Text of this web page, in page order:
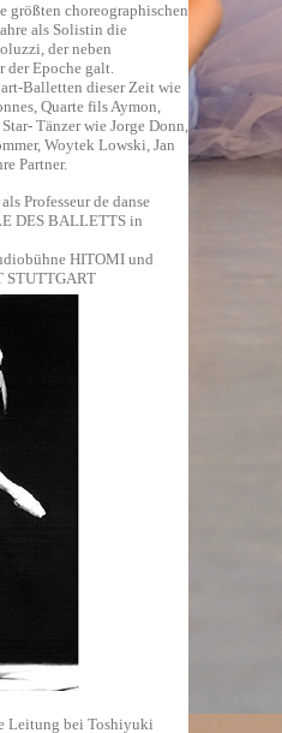
größten choreographischen
als Solistin die
der neben
der Epoche galt.
Balletten dieser Zeit wie
Quarte fils Aymon,
Tänzer wie Jorge Donn,
Woytek Lowski, Jan
Partner.
Professeur de danse
DES BALLETTS in
HITOMI und
STUTTGART
Leitung bei Toshiyuki